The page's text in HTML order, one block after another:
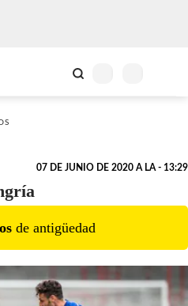
07 DE JUNIO DE 2020 A LA - 13:29
s de antigüedad